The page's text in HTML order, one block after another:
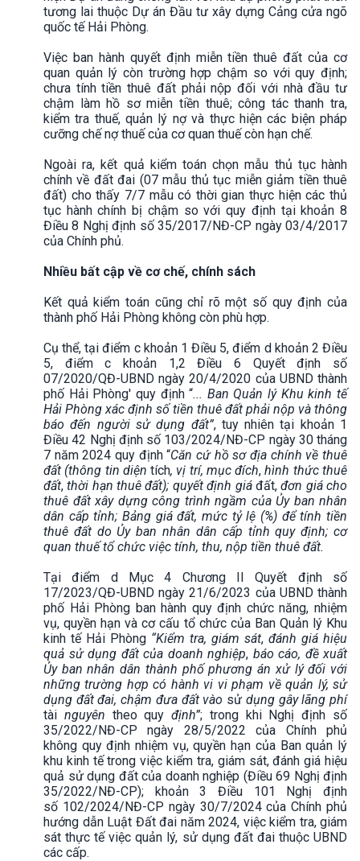
tương lai thuộc Dự án Đầu tư xây dựng Cảng cửa ngõ
quốc tế Hải Phòng.
Việc ban hành quyết định miễn tiền thuê đất của cơ
quan quản lý còn trường hợp chậm so với quy định;
chưa tính tiền thuê đất phải nộp đối với nhà đầu tư
chậm làm hồ sơ miễn tiền thuê; công tác thanh tra,
kiểm tra thuế, quản lý nợ và thực hiện các biện pháp
cưỡng chế nợ thuế của cơ quan thuế còn hạn chế.
Ngoài ra, kết quả kiểm toán chọn mẫu thủ tục hành
chính về đất đai (07 mẫu thủ tục miễn giảm tiền thuê
đất) cho thấy 7/7 mẫu có thời gian thực hiện các thủ
tục hành chính bị chậm so với quy định tại khoản 8
Điều 8 Nghị định số 35/2017/NĐ-CP ngày 03/4/2017
của Chính phủ.
Nhiều bất cập về cơ chế, chính sách
Kết quả kiểm toán cũng chỉ rõ một số quy định của
thành phố Hải Phòng không còn phù hợp.
Cụ thể, tại điểm c khoản 1 Điều 5, điểm d khoản 2 Điều
5, điểm c khoản 1,2 Điều 6 Quyết định số
07/2020/QĐ-UBND ngày 20/4/2020 của UBND thành
phố Hải Phòng' quy định “... Ban Quản lý Khu kinh tế
Hải Phòng xác định số tiền thuê đất phải nộp và thông
báo đến người sử dụng đất”, tuy nhiên tại khoản 1
Điều 42 Nghị định số 103/2024/NĐ-CP ngày 30 tháng
7 năm 2024 quy định “Căn cứ hồ sơ địa chính về thuê
đất (thông tin diệntích, vị trí, mục đích,hình thức thuê
đất,thời hạn thuê đất); quyết định giá đất,đơn giá cho
thuê đất xây dựng công trình ngầm của Ủy ban nhân
dân cấp tỉnh; Bảng giá đất, mức tỷ lệ (%) để tính tiền
thuê đất do Ủy ban nhân dân cấp tỉnh quy định; cơ
quan thuế tổ chức việc tính, thu, nộp tiền thuê đất.
Tại điểm d Mục 4 Chương II Quyết định số
17/2023/QĐ-UBND ngày 21/6/2023 của UBND thành
phố Hải Phòng ban hành quy định chức năng, nhiệm
vụ, quyền hạn và cơ cấu tổ chức của Ban Quản lý Khu
kinh tế Hải Phòng “Kiểm tra, giám sát, đánh giá hiệu
quả sử dụng đất của doanh nghiệp, báo cáo, đề xuất
Ủy ban nhân dân thành phố phương án xử lý đối với
những trường hợp có hành vi vi phạm về quản lý, sử
dụng đất đai, chậm đưa đất vào sử dụng gây lãng phí
tài nguyên theo quyđịnh”; trong khi Nghị định số
35/2022/NĐ-CP ngày 28/5/2022 của Chính phủ
không quy định nhiệm vụ, quyền hạn của Ban quản lý
khu kinh tế trong việc kiểm tra, giám sát, đánh giá hiệu
quả sử dụng đất của doanh nghiệp (Điều 69 Nghị định
35/2022/NĐ-CP); khoản 3 Điều 101 Nghị định
số 102/2024/NĐ-CP ngày 30/7/2024 của Chính phủ
hướng dẫn Luật Đất đai năm 2024, việc kiểm tra, giám
sát thực tế việc quản lý, sử dụng đất đai thuộc UBND
các cấp.